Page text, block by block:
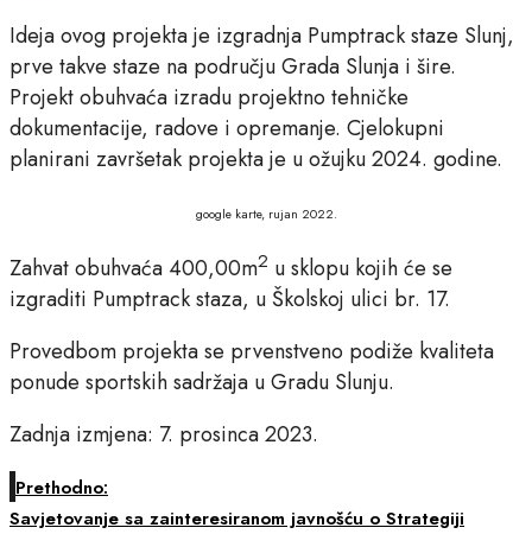
Ideja ovog projekta je izgradnja Pumptrack staze Slunj,
prve takve staze na području Grada Slunja i šire.
Projekt obuhvaća izradu projektno tehničke
dokumentacije, radove i opremanje. Cjelokupni
planirani završetak projekta je u ožujku 2024. godine.
google karte, rujan 2022.
Zahvat obuhvaća 400,00m2 u sklopu kojih će se
izgraditi Pumptrack staza, u Školskoj ulici br. 17.
Provedbom projekta se prvenstveno podiže kvaliteta
ponude sportskih sadržaja u Gradu Slunju.
Zadnja izmjena: 7. prosinca 2023.
Prethodno:
Savjetovanje sa zainteresiranom javnošću o Strategiji